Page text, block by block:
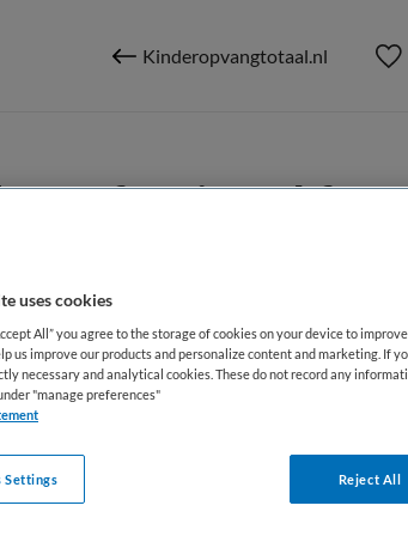
Kinderopvangtotaal.nl
professional
BRANCHE
uses cookies
All” you agree to the storage of cookies on your device to
us improve our products and personalize content and marketing. If
necessary and analytical cookies. These do not record any
"manage preferences"
Reject All
Settings